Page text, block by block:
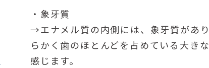
・象牙質
→エナメル質の内側には、象牙質があ
らかく歯のほとんどを占めている大き
感じます。